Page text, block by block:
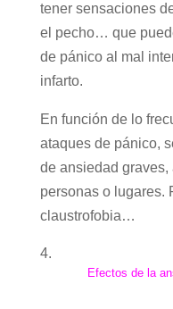
tener sensaciones
el pecho… que
de pánico al mal
infarto.
En función de lo
ataques de pánico,
de ansiedad
personas o lugares.
claustrofobia…
Efectos de la